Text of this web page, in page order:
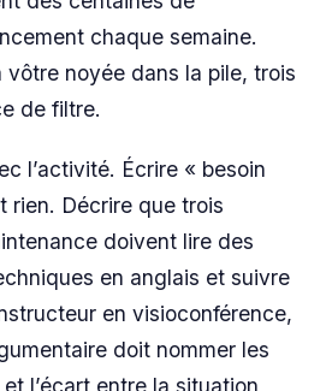
chaque semaine.
vôtre noyée dans la pile, trois
de filtre.
l’activité. Écrire « besoin
rien. Décrire que trois
doivent lire des
en anglais et suivre
en visioconférence,
doit nommer les
l’écart entre la situation